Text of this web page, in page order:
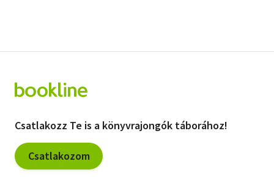
Csatlakozz Te is a könyvrajongók táborához!
Csatlakozom